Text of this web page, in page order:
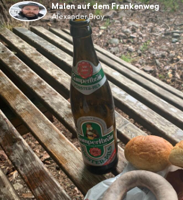
Malen auf dem Frankenweg
Alexander Broy